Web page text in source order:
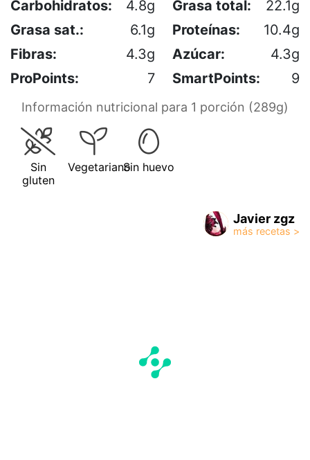
Carbohidratos: 4.8g Grasa total:
22.1g
Grasa sat.:
6.1g Proteínas:
10.4g
Fibras:
4.3g Azúcar:
4.3g
ProPoints:
7 SmartPoints: 9
Información nutricional para 1 porción (289g)
Sin
gluten
VegetarianoSin huevo
Javier zgz